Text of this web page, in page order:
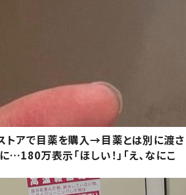
トアで目薬を購入→目薬とは別に渡さ
…180万表示「ほしい！」「え、なにこ